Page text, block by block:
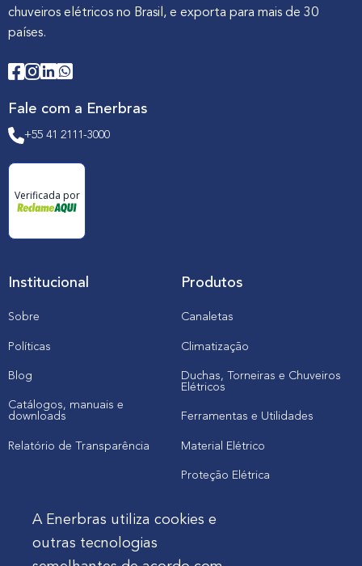
chuveiros elétricos no Brasil, e exporta para mais de 30
países.
Fale com a Enerbras
+55 41 2111-3000
Verificada por
Institucional
Sobre
Políticas
Blog
Catálogos, manuais e
downloads
Relatório de Transparência
Produtos
Canaletas
Climatização
Duchas, Torneiras e Chuveiros
Elétricos
Ferramentas e Utilidades
Material Elétrico
Proteção Elétrica
Cliente
A Enerbras utiliza cookies e
outras tecnologias